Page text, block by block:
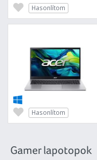
Hasonlítom
Hasonlítom
Gamer lapotopok